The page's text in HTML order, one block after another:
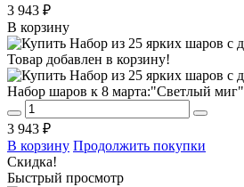
3 943 ₽
В корзину
Товар добавлен в корзину!
Набор шаров к 8 марта:"Светлый миг"
3 943 ₽
В корзину Продолжить покупки
Скидка!
Быстрый просмотр